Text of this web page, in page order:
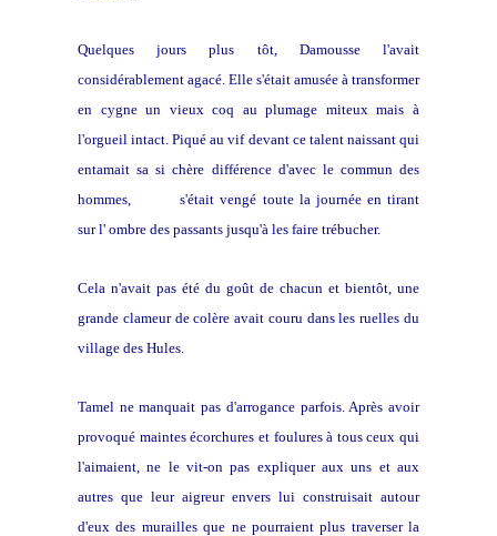
Quelques jours plus tôt, Damousse l'avait
considérablement agacé. Elle s'était amusée à transformer
en cygne un vieux coq au plumage miteux mais à
l'orgueil intact. Piqué au vif devant ce talent naissant qui
entamait sa si chère différence d'avec le commun des
hommes,
s'était vengé toute la journée en tirant
sur l' ombre des passants jusqu'à les faire trébucher.
Cela n'avait pas été du goût de chacun et bientôt, une
grande clameur de colère avait couru dans les ruelles du
village des Hules.
Tamel ne manquait pas d'arrogance parfois. Après avoir
provoqué maintes écorchures et foulures à tous ceux qui
l'aimaient, ne le vit-on pas expliquer aux uns et aux
autres que leur aigreur envers lui construisait autour
d'eux des murailles que ne pourraient plus traverser la